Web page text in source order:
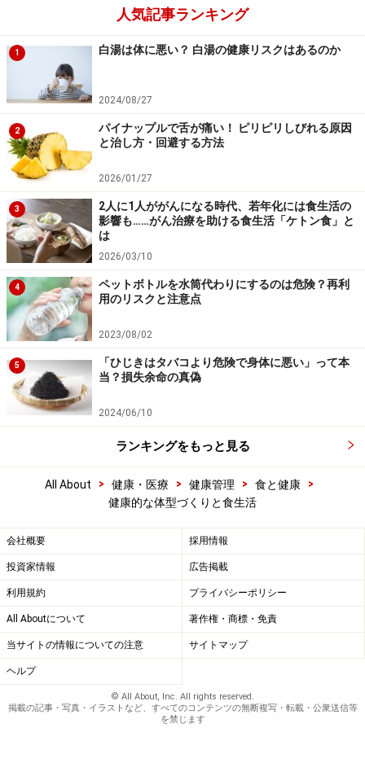
人気記事ランキング
1 白湯は体に悪い？ 白湯の健康リスクはあるのか
2024/08/27
2
パイナップルで舌が痛い！ ピリピリしびれる原因
と治し方・回避する方法
2026/01/27
3
2人に1人ががんになる時代、若年化には食生活の
影響も……がん治療を助ける食生活「ケトン食」と
は
2026/03/10
4
ペットボトルを水筒代わりにするのは危険？再利
用のリスクと注意点
2023/08/02
5
「ひじきはタバコより危険で身体に悪い」って本
当？損失余命の真偽
2024/06/10
ランキングをもっと見る
All About > 健康・医療 > 健康管理 > 食と健康
>
健康的な体型づくりと食生活
会社概要 採用情報
投資家情報 広告掲載
利用規約 プライバシーポリシー
All Aboutについて 著作権・商標・免責
当サイトの情報についての注意 サイトマップ
ヘルプ
© All About, Inc. All rights reserved.
掲載の記事・写真・イラストなど、すべてのコンテンツの無断複写・転載・公衆送信等
を禁じます